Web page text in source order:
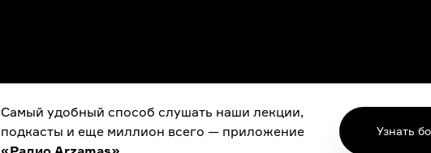
Самый удобный способ слушать наши лекции,
подкасты и еще миллион всего — приложение
Узнать